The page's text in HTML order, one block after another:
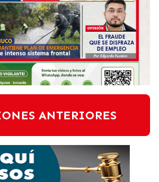
ANTERIORES